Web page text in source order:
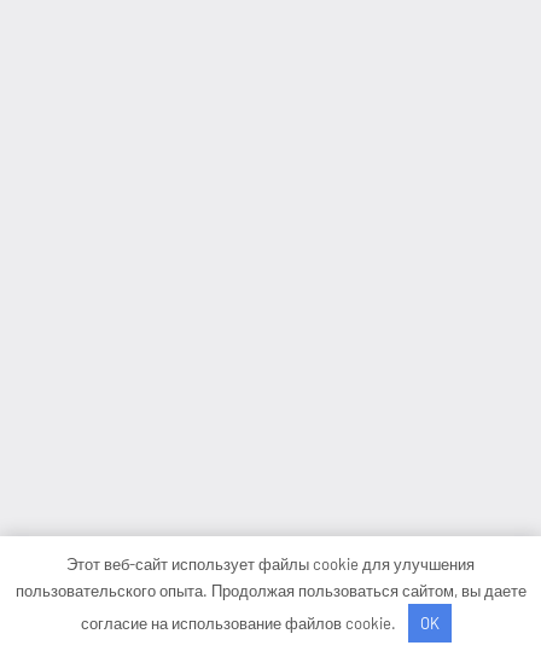
Этот веб-сайт использует файлы cookie для улучшения
пользовательского опыта. Продолжая пользоваться сайтом, вы даете
согласие на использование файлов cookie.
OK